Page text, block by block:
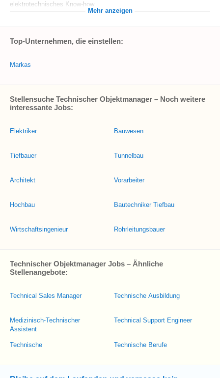
elektrotechnisches Know-how...
Mehr anzeigen
Top-Unternehmen, die einstellen:
Markas
Stellensuche Technischer Objektmanager – Noch weitere
interessante Jobs:
Elektriker
Tiefbauer
Architekt
Hochbau
Wirtschaftsingenieur
Bauwesen
Tunnelbau
Vorarbeiter
Bautechniker Tiefbau
Rohrleitungsbauer
Technischer Objektmanager Jobs – Ähnliche
Stellenangebote:
Technical Sales Manager
Medizinisch-Technischer
Assistent
Technische
Technische Ausbildung
Technical Support Engineer
Technische Berufe